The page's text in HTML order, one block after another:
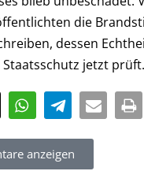
die
dessen
jetzt
anzeigen